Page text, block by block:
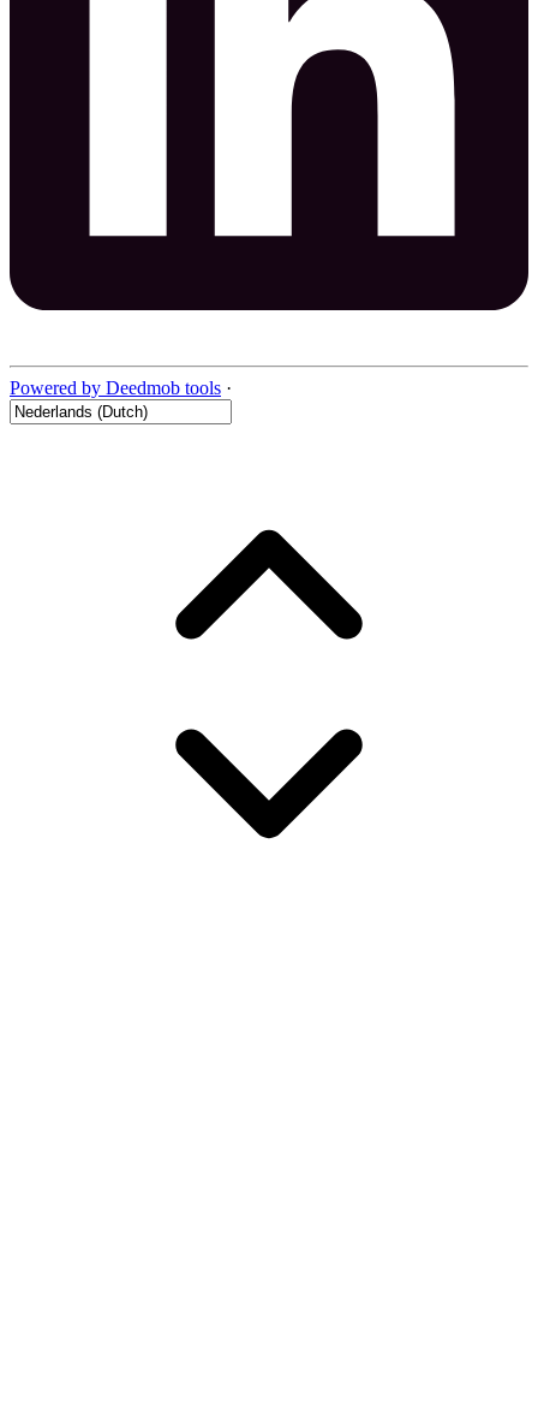
Powered by Deedmob tools ·